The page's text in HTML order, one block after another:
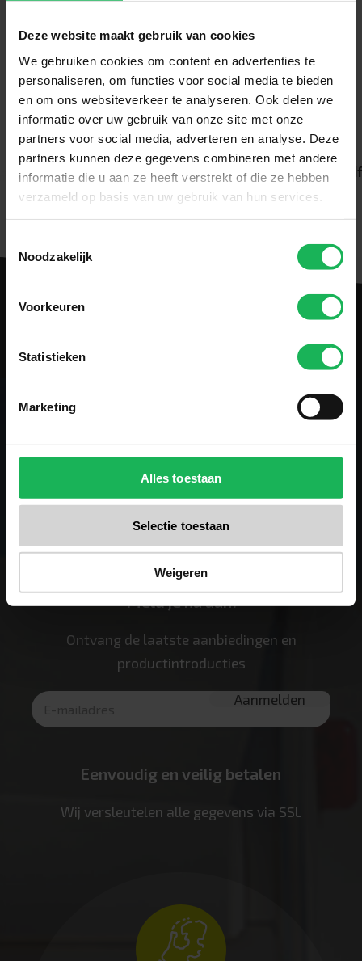
Deze website maakt gebruik van cookies
We gebruiken cookies om content en advertenties te
personaliseren, om functies voor social media te bieden
en om ons websiteverkeer te analyseren. Ook delen we
informatie over uw gebruik van onze site met onze
partners voor social media, adverteren en analyse. Deze
partners kunnen deze gegevens combineren met andere
informatie die u aan ze heeft verstrekt of die ze hebben
verzameld op basis van uw gebruik van hun services.
Noodzakelijk
Voorkeuren
Statistieken
Marketing
Alles toestaan
Selectie toestaan
Weigeren
Download handleiding
CE Certificate.pdf
2401_PUE_Datasheets_Omvormers_PSI2000TX.pdf
Volg ons
Meld je nu aan!
Ontvang de laatste aanbiedingen en
productintroducties
Eenvoudig en veilig betalen
Wij versleutelen alle gegevens via SSL